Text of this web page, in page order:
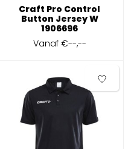
Craft Pro Control
Button Jersey W
1906696
Vanaf €--,--